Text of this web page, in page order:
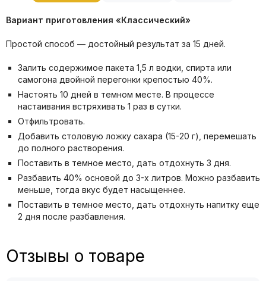
Вариант приготовления «Классический»
Простой способ — достойный результат за 15 дней.
Залить содержимое пакета 1,5 л водки, спирта или
самогона двойной перегонки крепостью 40%.
Настоять 10 дней в темном месте. В процессе
настаивания встряхивать 1 раз в сутки.
Отфильтровать.
Добавить столовую ложку сахара (15-20 г), перемешать
до полного растворения.
Поставить в темное место, дать отдохнуть 3 дня.
Разбавить 40% основой до 3-х литров. Можно разбавить
меньше, тогда вкус будет насыщеннее.
Поставить в темное место, дать отдохнуть напитку еще
2 дня после разбавления.
Отзывы о товаре